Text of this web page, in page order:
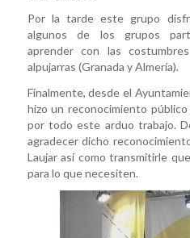
Por la tarde este grupo
algunos de los grupos
aprender con las
alpujarras (Granada y Almería).
Finalmente, desde el
hizo un reconocimiento
por todo este arduo trabajo.
agradecer dicho
Laujar así como transmitirle
para lo que necesiten.